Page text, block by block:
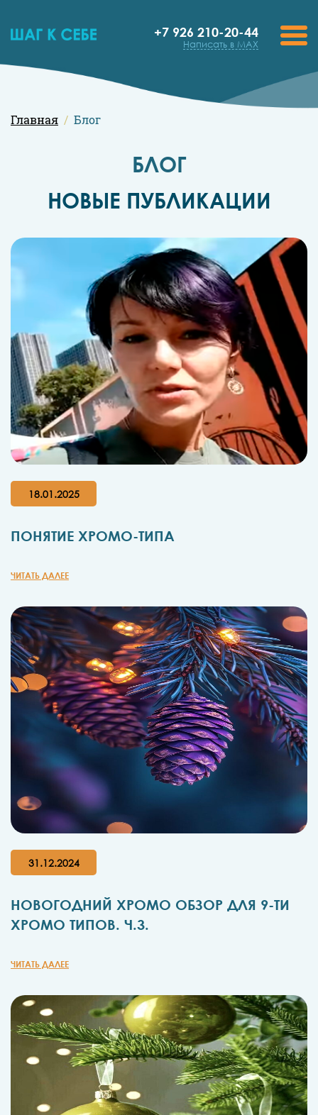
+7 926 210-20-44
Написать в MAX
Главная Блог
БЛОГ
НОВЫЕ ПУБЛИКАЦИИ
18.01.2025
ПОНЯТИЕ ХРОМО-ТИПА
ЧИТАТЬ ДАЛЕЕ
31.12.2024
НОВОГОДНИЙ ХРОМО ОБЗОР ДЛЯ 9-ТИ
ХРОМО ТИПОВ. Ч.3.
ЧИТАТЬ ДАЛЕЕ